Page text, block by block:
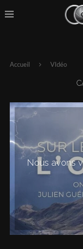
Accueil VIdéo
Nous avons